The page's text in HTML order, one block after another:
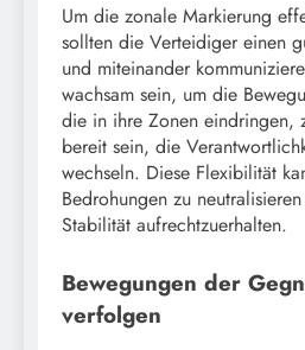
Um die zonale Markierung
sollten die Verteidiger einen
und miteinander
wachsam sein, um die
die in ihre Zonen eindringen,
bereit sein, die
wechseln. Diese Flexibilität
Bedrohungen zu
Stabilität aufrechtzuerhalten.
Bewegungen der
verfolgen